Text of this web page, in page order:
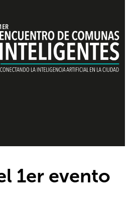
1er evento